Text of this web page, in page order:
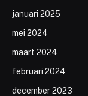
januari 2025
mei 2024
maart 2024
februari 2024
december 2023